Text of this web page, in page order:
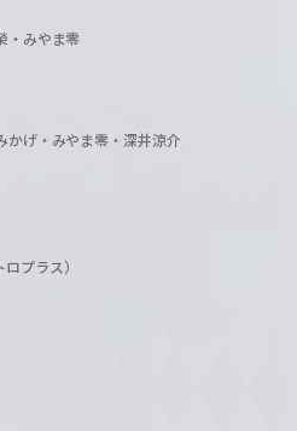
・みやま零
げ・みやま零・深井涼介
プラス）